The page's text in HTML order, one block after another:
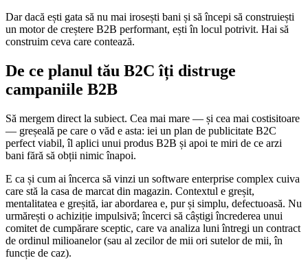
Dar dacă ești gata să nu mai irosești bani și să începi să construiești
un motor de creștere B2B performant, ești în locul potrivit. Hai să
construim ceva care contează.
De ce planul tău B2C îți distruge
campaniile B2B
Să mergem direct la subiect. Cea mai mare — și cea mai costisitoare
— greșeală pe care o văd e asta: iei un plan de publicitate B2C
perfect viabil, îl aplici unui produs B2B și apoi te miri de ce arzi
bani fără să obții nimic înapoi.
E ca și cum ai încerca să vinzi un software enterprise complex cuiva
care stă la casa de marcat din magazin. Contextul e greșit,
mentalitatea e greșită, iar abordarea e, pur și simplu, defectuoasă. Nu
urmărești o achiziție impulsivă; încerci să câștigi încrederea unui
comitet de cumpărare sceptic, care va analiza luni întregi un contract
de ordinul milioanelor (sau al zecilor de mii ori sutelor de mii, în
funcție de caz).